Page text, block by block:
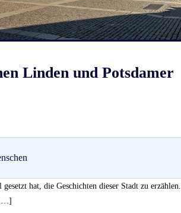
Linden und Potsdamer
hat, die Geschichten dieser Stadt zu erzählen.
[…]